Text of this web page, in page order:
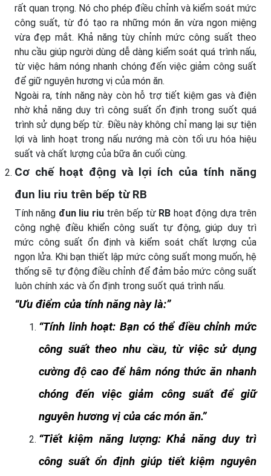
rất quan trọng. Nó cho phép điều chỉnh và kiểm soát mức
công suất, từ đó tạo ra những món ăn vừa ngon miệng
vừa đẹp mắt. Khả năng tùy chỉnh mức công suất theo
nhu cầu giúp người dùng dễ dàng kiểm soát quá trình nấu,
từ việc hâm nóng nhanh chóng đến việc giảm công suất
để giữ nguyên hương vị của món ăn.
Ngoài ra, tính năng này còn hỗ trợ tiết kiệm gas và điện
nhờ khả năng duy trì công suất ổn định trong suốt quá
trình sử dụng bếp từ. Điều này không chỉ mang lại sự tiện
lợi và linh hoạt trong nấu nướng mà còn tối ưu hóa hiệu
suất và chất lượng của bữa ăn cuối cùng.
Cơ chế hoạt động và lợi ích của tính năng
đun liu riu trên bếp từ RB
Tính năng đun liu riutrên bếp từ RB hoạt động dựa trên
công nghệ điều khiển công suất tự động, giúp duy trì
mức công suất ổn định và kiểm soát chất lượng của
ngọn lửa. Khi bạn thiết lập mức công suất mong muốn, hệ
thống sẽ tự động điều chỉnh để đảm bảo mức công suất
luôn chính xác và ổn định trong suốt quá trình nấu.
Ưu điểm của tính năng này là:
Tính linh hoạt: Bạn có thể điều chỉnh mức
công suất theo nhu cầu, từ việc sử dụng
cường độ cao để hâm nóng thức ăn nhanh
chóng đến việc giảm công suất để giữ
nguyên hương vị của các món ăn.
Tiết kiệm năng lượng: Khả năng duy trì
công suất ổn định giúp tiết kiệm nguyên